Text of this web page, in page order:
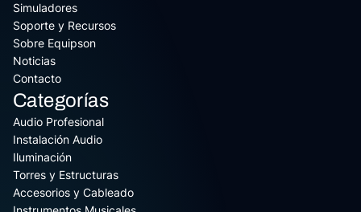
Simuladores
Soporte y Recursos
Sobre Equipson
Noticias
Contacto
Categorías
Audio Profesional
Instalación Audio
Iluminación
Torres y Estructuras
Accesorios y Cableado